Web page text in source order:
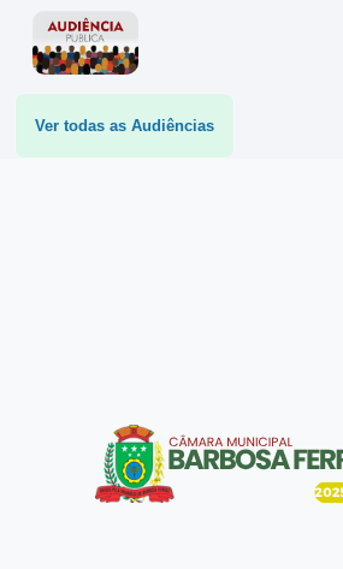
Ver todas as Audiências